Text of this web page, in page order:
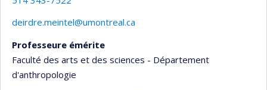
deirdre.meintel@umontreal.ca
Professeure émérite
Faculté des arts et des sciences - Département
d'anthropologie